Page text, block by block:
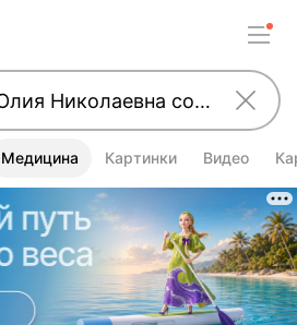
Медицина Картинки Видео